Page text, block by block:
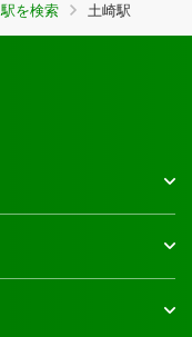
駅を検索 土崎駅